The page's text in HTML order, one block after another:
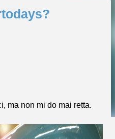
ma non mi do mai retta.